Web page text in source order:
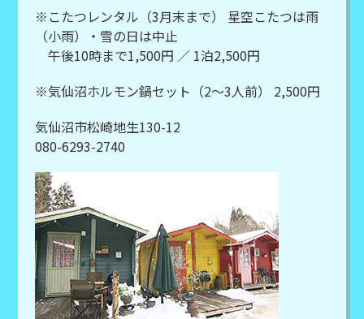
※こたつレンタル（3月末まで） 星空こたつは雨
（小雨）・雪の日は中止
午後10時まで1,500円 ／ 1泊2,500円
※気仙沼ホルモン鍋セット（2～3人前） 2,500円
気仙沼市松崎地生130-12
080-6293-2740